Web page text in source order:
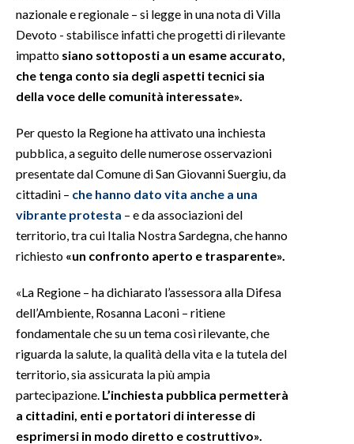
ANNUNCI
NECROLOGI
PUBBLICITÀ
STORE
nazionale e regionale – si legge in una nota di Villa
Devoto - stabilisce infatti che progetti di rilevante
impatto siano sottoposti a un esame accurato,
che tenga conto sia degli aspetti tecnici sia
della voce delle comunità interessate».
Per questo la Regione ha attivato una inchiesta
pubblica, a seguito delle numerose osservazioni
presentate dal Comune di San Giovanni Suergiu, da
cittadini – che hanno dato vita anche a una
vibrante protesta – e da associazioni del
territorio, tra cui Italia Nostra Sardegna, che hanno
richiesto «un confronto aperto e trasparente».
«La Regione – ha dichiarato l’assessora alla Difesa
dell’Ambiente, Rosanna Laconi – ritiene
fondamentale che su un tema così rilevante, che
riguarda la salute, la qualità della vita e la tutela del
territorio, sia assicurata la più ampia
partecipazione. L’inchiesta pubblica permetterà
a cittadini, enti e portatori di interesse di
esprimersi in modo diretto e costruttivo».